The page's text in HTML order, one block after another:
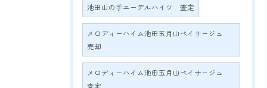
池田山の手エーデルハイツ 査定
メロディーハイム池田五月山ペイサージュ
売却
メロディーハイム池田五月山ペイサージュ
査定